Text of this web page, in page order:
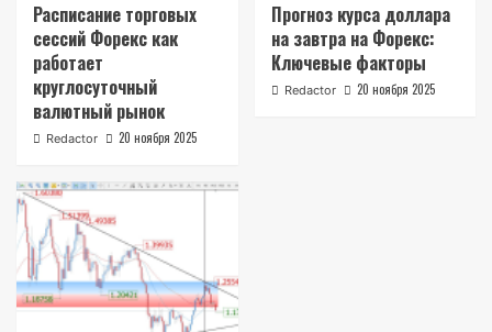
Расписание торговых
сессий Форекс как
работает
круглосуточный
валютный рынок
Redactor 20 ноября 2025
Прогноз курса доллара
на завтра на Форекс:
Ключевые факторы
Redactor 20 ноября 2025